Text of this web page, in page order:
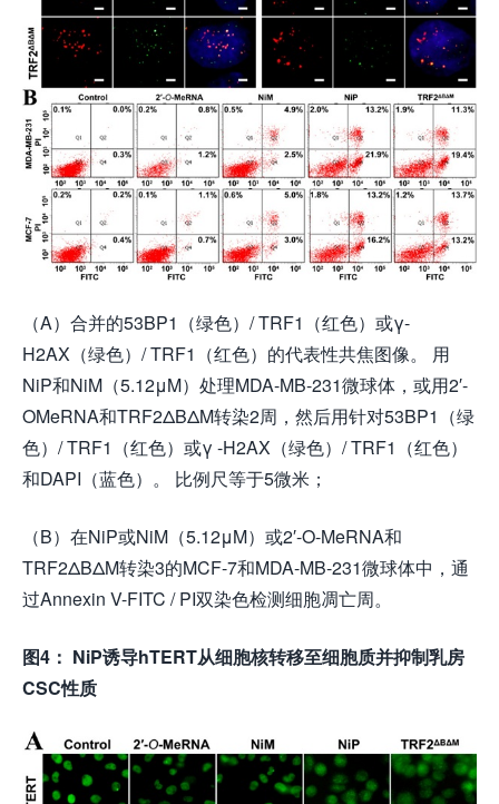
（A）合并的53BP1（绿色）/ TRF1（红色）或γ-
H2AX（绿色）/ TRF1（红色）的代表性共焦图像。 用
NiP和NiM（5.12μM）处理MDA-MB-231微球体，或用2′-
OMeRNA和TRF2ΔBΔM转染2周，然后用针对53BP1（绿
色）/ TRF1（红色）或γ -H2AX（绿色）/ TRF1（红色）
和DAPI（蓝色）。 比例尺等于5微米；
（B）在NiP或NiM（5.12μM）或2′-O-MeRNA和
TRF2ΔBΔM转染3的MCF-7和MDA-MB-231微球体中，通
过Annexin V-FITC / PI双染色检测细胞凋亡周。
图4： NiP诱导hTERT从细胞核转移至细胞质并抑制乳房
CSC性质